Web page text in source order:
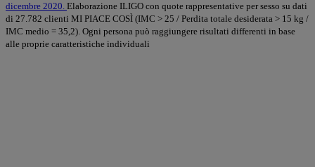
dicembre 2020. Elaborazione ILIGO con quote rappresentative per sesso su dati
di 27.782 clienti MI PIACE COSÌ (IMC > 25 / Perdita totale desiderata > 15 kg /
IMC medio = 35,2). Ogni persona può raggiungere risultati differenti in base
alle proprie caratteristiche individuali